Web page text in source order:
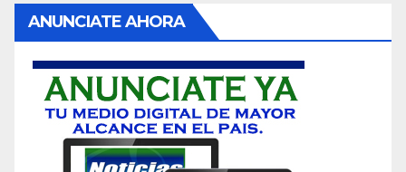
ANUNCIATE AHORA